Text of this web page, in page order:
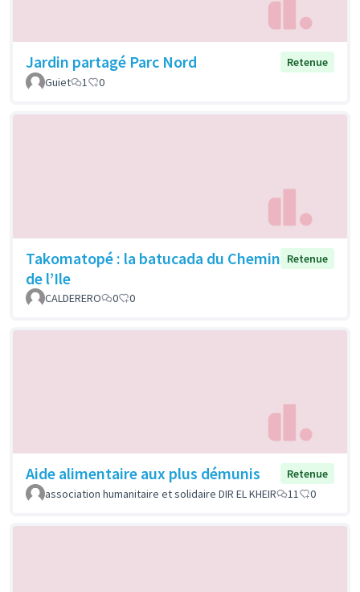
Jardin partagé Parc Nord
Retenue
Guiet
1 0
Takomatopé : la batucada du Chemin
de l’Ile
Retenue
CALDERERO 0 0
Aide alimentaire aux plus démunis
Retenue
association humanitaire et solidaire DIR EL KHEIR
11 0